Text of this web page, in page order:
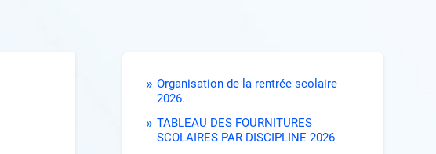
Organisation de la rentrée scolaire
2026.
TABLEAU DES FOURNITURES
SCOLAIRES PAR DISCIPLINE 2026